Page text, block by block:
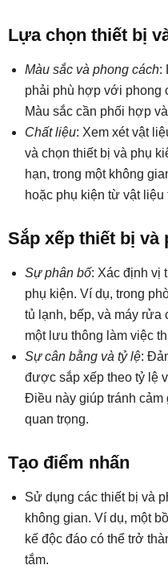
Lựa chọn thiết bị
Màu sắc và phong cách:
phải phù hợp với phong
Màu sắc cần phối hợp
Chất liệu: Xem xét vật
và chọn thiết bị và phụ
hạn, trong một không
hoặc phụ kiện từ vật
Sắp xếp thiết bị và
Sự phân bố: Xác định vị
phụ kiện. Ví dụ, trong
tủ lạnh, bếp, và máy rửa
một lưu thông làm việc
Sự cân bằng và tỷ lệ:
được sắp xếp theo tỷ lệ
Điều này giúp tránh cảm
quan trọng.
Tạo điểm nhấn
Sử dụng các thiết bị và
không gian. Ví dụ, một
kế độc đáo có thể trở
tắm.